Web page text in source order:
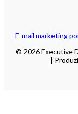
E-mail marketing
© 2026 Executive
|